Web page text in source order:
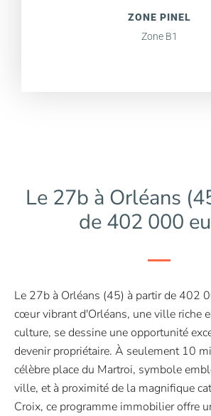
ZONE PINEL
Zone B1
Le 27b à Orléans
de 402 000
Le 27b à Orléans (45) à partir de 402
cœur vibrant d'Orléans, une ville riche
culture, se dessine une opportunité
devenir propriétaire. À seulement 10
célèbre place du Martroi, symbole
ville, et à proximité de la magnifique
Croix, ce programme immobilier offre